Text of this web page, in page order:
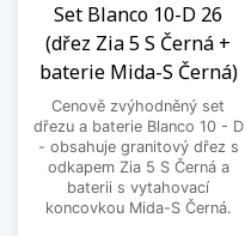
Set Blanco 10-D 26
(dřez Zia 5 S Černá +
baterie Mida-S Černá)
Cenově zvýhodněný set
dřezu a baterie Blanco 10 - D
- obsahuje granitový dřez s
odkapem Zia 5 S Černá a
baterii s vytahovací
koncovkou Mida-S Černá.